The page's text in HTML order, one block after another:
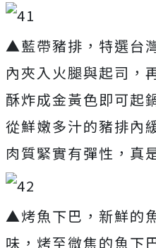
▲藍帶豬排，特選台
內夾入火腿與起司，
酥炸成金黃色即可起
從鮮嫩多汁的豬排內
肉質緊實有彈性，真
▲烤魚下巴，新鮮的
味，烤至微焦的魚下